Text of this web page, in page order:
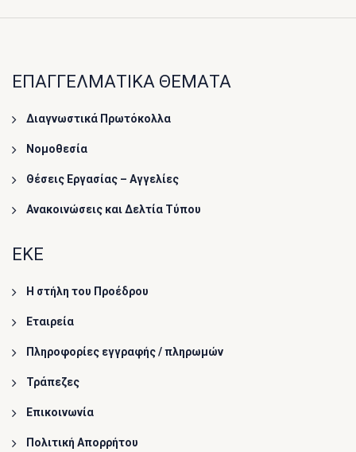
ΕΠΑΓΓΕΛΜΑΤΙΚΑ ΘΕΜΑΤΑ
Διαγνωστικά Πρωτόκολλα
Νομοθεσία
Θέσεις Εργασίας – Αγγελίες
Ανακοινώσεις και Δελτία Τύπου
ΕΚΕ
Η στήλη του Προέδρου
Εταιρεία
Πληροφορίες εγγραφής / πληρωμών
Τράπεζες
Επικοινωνία
Πολιτική Απορρήτου